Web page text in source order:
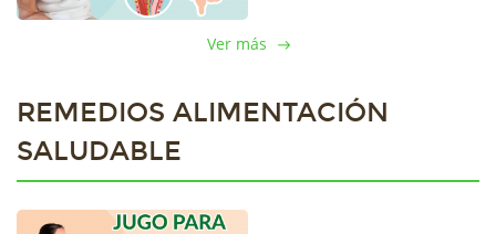
Ver más
REMEDIOS ALIMENTACIÓN
SALUDABLE